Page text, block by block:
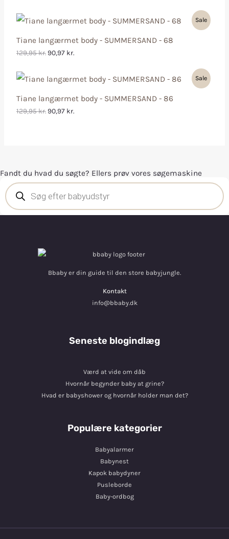
Tiane langærmet body - SUMMERSAND - 68
Sale
129,95kr. 90,97 kr.
Tiane langærmet body - SUMMERSAND - 86
Sale
129,95kr. 90,97 kr.
Fandt du hvad du søgte? Ellers prøv vores søgemaskine
Bbaby er din guide til den store babyjungle.
Kontakt
info@bbaby.dk
Seneste blogindlæg
Værd at vide om dåb
Hvornår begynder baby at grine?
Hvad er babyshower og hvornår holder man det?
Populære kategorier
Babyalarmer
Babynest
Kapok babydyner
Pusleborde
Baby-ordbog